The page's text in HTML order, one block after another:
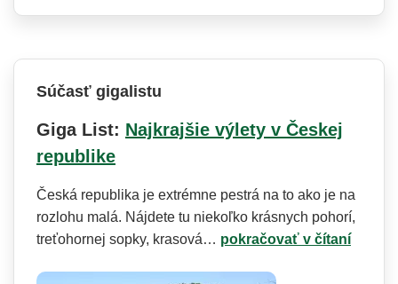
Súčasť gigalistu
Giga List: Najkrajšie výlety v Českej
republike
Česká republika je extrémne pestrá na to ako je na
rozlohu malá. Nájdete tu niekoľko krásnych pohorí,
treťohornej sopky, krasová… pokračovať v čítaní